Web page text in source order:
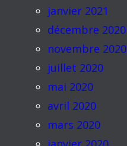
janvier 2021
décembre 2020
novembre 2020
juillet 2020
mai 2020
avril 2020
mars 2020